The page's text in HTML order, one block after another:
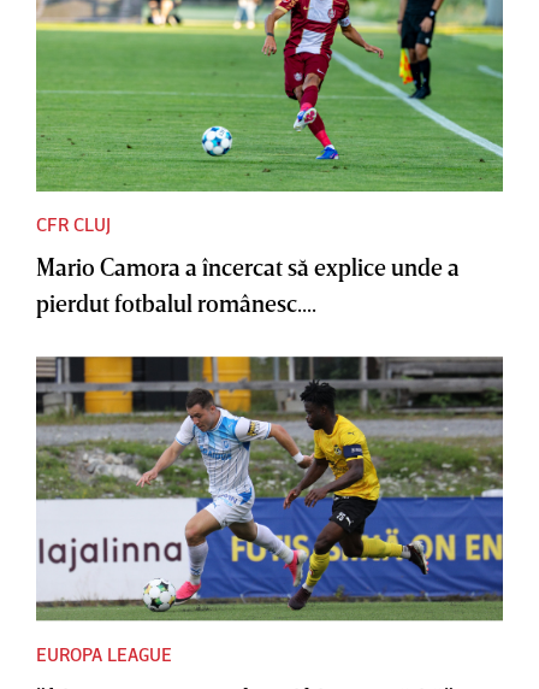
CFR CLUJ
Mario Camora a încercat să explice unde a
pierdut fotbalul românesc....
EUROPA LEAGUE